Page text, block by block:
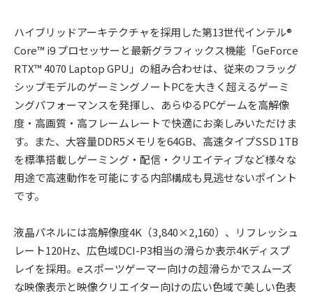
ハイブリッドアーキテクチャを採用した第13世代インテル®
Core™ i9 プロセッサーと最新グラフィックス機能「GeForce
RTX™ 4070 Laptop GPU」の組み合わせは、従来のフラッグ
シップモデルのゲーミングノートPCを大きく超えるゲーミ
ングパフォーマンスを発揮し、あらゆるPCゲームを高解像
度・高画質・高フレームレートで快適にお楽しみいただけま
す。また、大容量DDR5メモリを64GB、高速タイプSSD 1TB
を標準搭載しゲーミング・配信・クリエイティブなど様々な
用途で高速動作を可能にする内部構成も見逃せないポイント
です。
液晶パネルには高解像度4K（3,840×2,160）、リフレッシュ
レート120Hz、広色域DCI-P3相当の滑らか表示4Kディスプ
レイを採用。eスポーツゲーマー向けの超滑らかでスムーズ
な映像表示と映像クリエイター向けの広い色域で美しい色表